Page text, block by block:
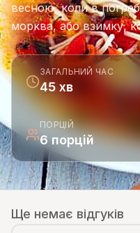
весною, коли в
морква, або взимку,
ЗАГАЛЬНИЙ ЧАС
45 хв
ПОРЦІЙ
6 порцій
Ще немає відгуків